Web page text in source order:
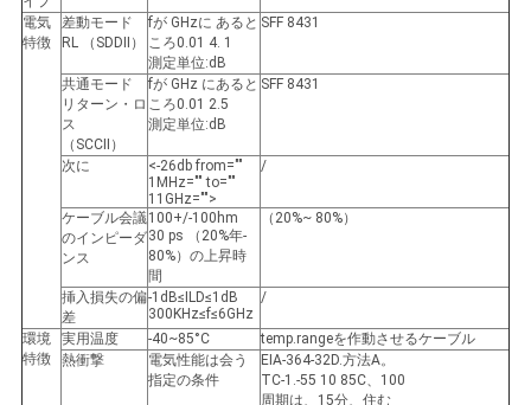
バ
電気
特徴
差動モード
RL （SDDII）
fがGHzに あると
ころ0.01 4. 1
測定単位:dB
SFF 8431
共通モード
リターン・ロ
ス
（SCCII）
fがGHzにあると
ころ0.01 2.5
測定単位:dB
SFF 8431
次に
<-26db from=""
1MHz="" to=""
11GHz="">
/
ケーブル会議
のインピーダ
ンス
100+/-100hm
30 ps （20%年-
80%）の上昇時
間
（20%~ 80%）
挿入損失の偏
差
-1dB≤ILD≤1dB
300KHz≤f≤6GHz
/
環境
特徴
実用温度 -40~85°C
temp.rangeを作動させるケーブル
熱衝撃
電気性能は会う
指定の条件
EIA-364-32D.方法A。
TC-1.-55 10 85C、100
周期は、15分、住む